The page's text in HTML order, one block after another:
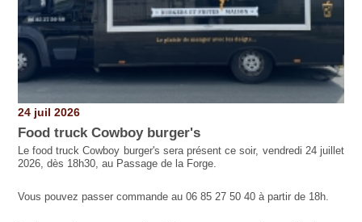
24 juil 2026
Food truck Cowboy burger's
Le food truck Cowboy burger's sera présent ce soir, vendredi 24 juillet
2026, dès 18h30, au Passage de la Forge.
Vous pouvez passer commande au 06 85 27 50 40 à partir de 18h.